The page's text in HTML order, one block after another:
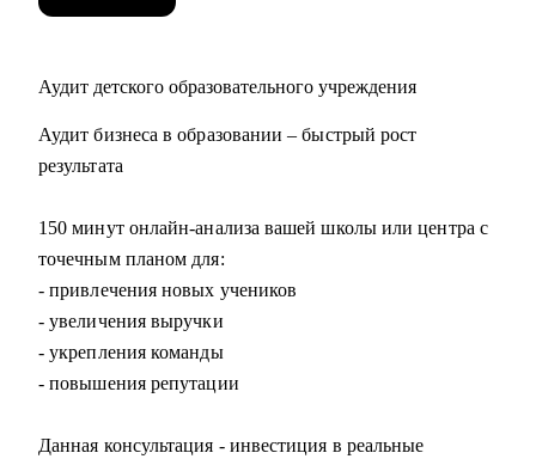
Аудит детского образовательного учреждения
Аудит бизнеса в образовании – быстрый рост
результата
150 минут онлайн-анализа вашей школы или центра с
точечным планом для:
- привлечения новых учеников
- увеличения выручки
- укрепления команды
- повышения репутации
Данная консультация - инвестиция в реальные